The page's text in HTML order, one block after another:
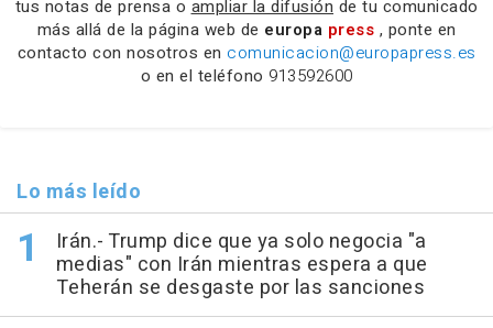
tus notas de prensa o ampliar la difusión de tu comunicado
más allá de la página web de europa press , ponte en
contacto con nosotros en comunicacion@europapress.es
o en el teléfono 913592600
Lo más leído
Irán.- Trump dice que ya solo negocia "a
medias" con Irán mientras espera a que
Teherán se desgaste por las sanciones